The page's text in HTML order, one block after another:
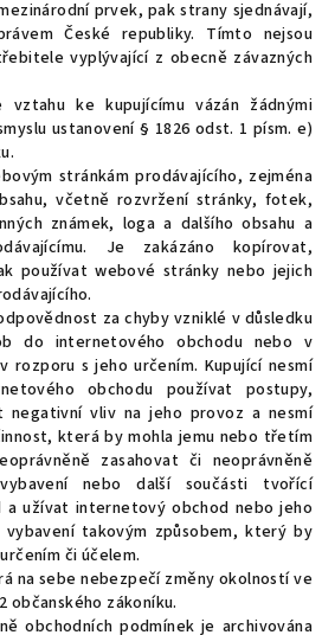
prvek, pak strany sjednávají,
České republiky. Tímto nejsou
vyplývající z obecně závazných
vztahu ke kupujícímu vázán žádnými
ustanovení § 1826 odst. 1 písm. e)
stránkám prodávajícího, zejména
včetně rozvržení stránky, fotek,
známek, loga a dalšího obsahu a
Je zakázáno kopírovat,
používat webové stránky nebo jejich
za chyby vzniklé v důsledku
do internetového obchodu nebo v
rozporu s jeho určením. Kupující nesmí
obchodu používat postupy,
vliv na jeho provoz a nesmí
která by mohla jemu nebo třetím
zasahovat či neoprávněně
nebo další součásti tvořící
užívat internetový obchod nebo jeho
takovým způsobem, který by
či účelem.
na sebe nebezpečí změny okolností ve
občanského zákoníku.
obchodních podmínek je archivována